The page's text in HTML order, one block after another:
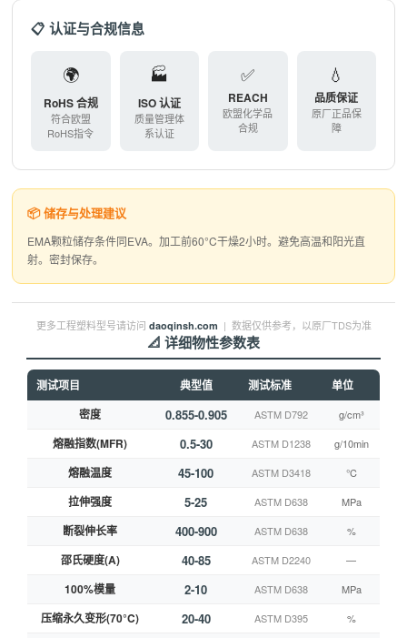
📋 认证与合规信息
🌍
RoHS 合规
符合欧盟
RoHS指令
🏭
ISO 认证
质量管理体
系认证
✅
REACH
欧盟化学品
合规
💧
品质保证
原厂正品保
障
📦 储存与处理建议
EMA颗粒储存条件同EVA。加工前60°C干燥2小时。避免高温和阳光直
射。密封保存。
更多工程塑料型号请访问 daoqinsh.com | 数据仅供参考，以原厂TDS为准
📐 详细物性参数表
测试项目 典型值 测试标准
单位
密度
0.855-0.905 ASTM D792 g/cm³
熔融指数(MFR) 0.5-30 ASTM D1238 g/10min
熔融温度 45-100 ASTM D3418 °C
拉伸强度 5-25 ASTM D638 MPa
断裂伸长率 400-900 ASTM D638 %
邵氏硬度(A) 40-85 ASTM D2240 —
100%模量 2-10 ASTM D638 MPa
压缩永久变形(70°C) 20-40 ASTM D395 %